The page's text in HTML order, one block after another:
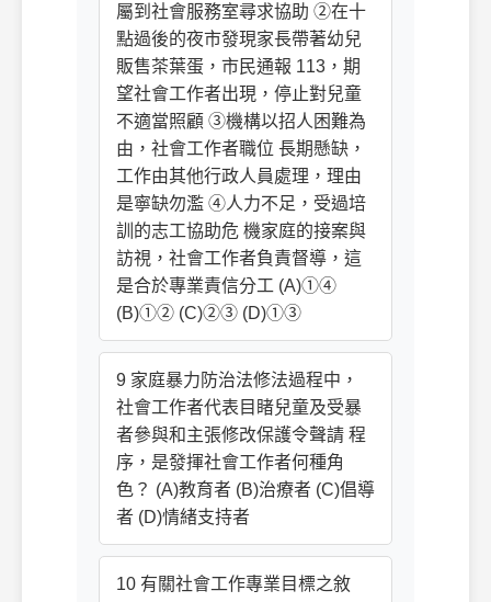
屬到社會服務室尋求協助 ②在十
點過後的夜市發現家長帶著幼兒
販售茶葉蛋，市民通報 113，期
望社會工作者出現，停止對兒童
不適當照顧 ③機構以招人困難為
由，社會工作者職位 長期懸缺，
工作由其他行政人員處理，理由
是寧缺勿濫 ④人力不足，受過培
訓的志工協助危 機家庭的接案與
訪視，社會工作者負責督導，這
是合於專業責信分工 (A)①④
(B)①② (C)②③ (D)①③
9 家庭暴力防治法修法過程中，
社會工作者代表目睹兒童及受暴
者參與和主張修改保護令聲請 程
序，是發揮社會工作者何種角
色？ (A)教育者 (B)治療者 (C)倡導
者 (D)情緒支持者
10 有關社會工作專業目標之敘